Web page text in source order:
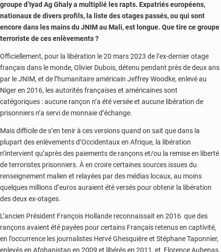
groupe d’Iyad Ag Ghaly a multiplié les rapts. Expatriés européens,
nationaux de divers profils, la liste des otages passés, ou qui sont
encore dans les mains du JNIM au Mali, est longue. Que tire ce groupe
terroriste de ces enlèvements ?
Officiellement, pour la libération le 20 mars 2023 de l’ex-dernier otage
français dans le monde, Olivier Dubois, détenu pendant près de deux ans
par le JNIM, et de l’humanitaire américain Jeffrey Woodke, enlevé au
Niger en 2016, les autorités françaises et américaines sont
catégoriques : aucune rançon n’a été versée et aucune libération de
prisonniers n’a servi de monnaie d’échange.
Mais difficile de s’en tenir à ces versions quand on sait que dans la
plupart des enlèvements d’Occidentaux en Afrique, la libération
n’intervient qu’après des paiements de rançons et/ou la remise en liberté
de terroristes prisonniers. À en croire certaines sources issues du
renseignement malien et relayées par des médias locaux, au moins
quelques millions d’euros auraient été versés pour obtenir la libération
des deux ex-otages.
L’ancien Président François Hollande reconnaissait en 2016 que des
rançons avaient été payées pour certains Français retenus en captivité,
en l’occurrence les journalistes Hervé Ghesquière et Stéphane Taponnier,
enlevés en Afghanistan en 2009 et libérés en 2011, et Florence Aubenas,